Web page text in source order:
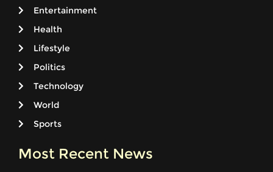
Entertainment
Health
Lifestyle
Politics
Technology
World
Sports
Most Recent News